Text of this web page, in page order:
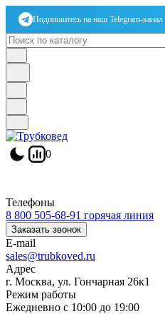
Подпишитесь на наш Telegram-
0
Телефоны
8 800 505-68-91 горячая линия
Заказать звонок
E-mail
sales@trubkoved.ru
Адрес
г. Москва, ул. Гончарная 26к1
Режим работы
Ежедневно с 10:00 до 19:00